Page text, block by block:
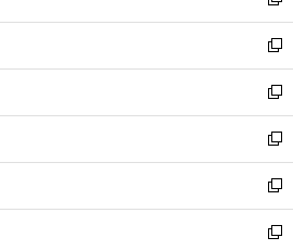
開
く
ウ
で
開
く
ン
ド
ウ
で
開
く
ウ
ィ
ン
ド
ウ
で
開
く
し
い
ウ
ィ
ン
ド
ウ
で
開
く
新
し
い
ウ
ィ
ン
ド
ウ
で
新
し
い
ウ
ィ
ン
ド
新
し
い
ウ
ィ
新
し
い
新